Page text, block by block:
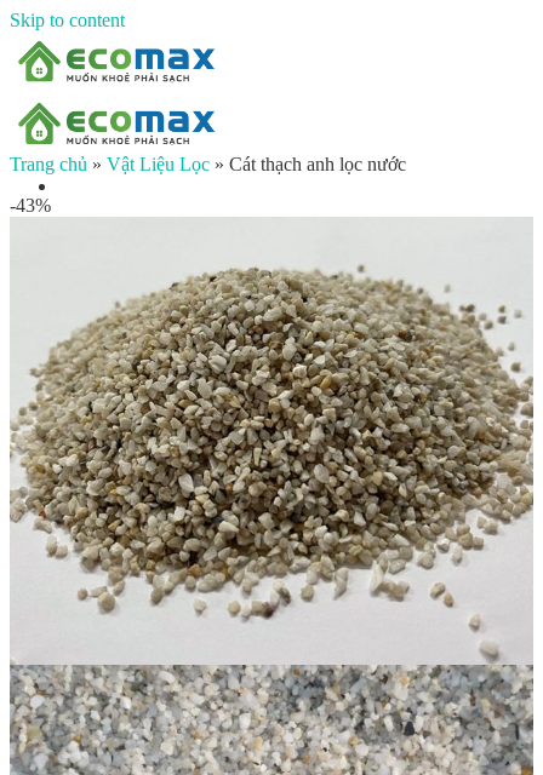
Skip to content
Lọc nước đầu nguồn
Lọc tổng chung cư
Lọc tổng biệt thự
Lọc nước giếng khoan
Lọc tổng sinh hoạt
Đèn UV diệt khuẩn
Máy lọc nước gia đình
Máy lọc nước ion kiềm công nghiệp
Máy lọc nước ion kiềm gia đình
Máy lọc nước công nghiệp
Xử lý nước công nghiệp
Vật liệu lọc nước
Linh kiện
Heat pump
Máy Ozone
Công Trình
Kiến Thức Chia sẻ
Tư Vấn Giải Pháp
Liên Hệ
Tìm kiếm:
Trang chủ » Vật Liệu Lọc » Cát thạch anh lọc nước
-43%